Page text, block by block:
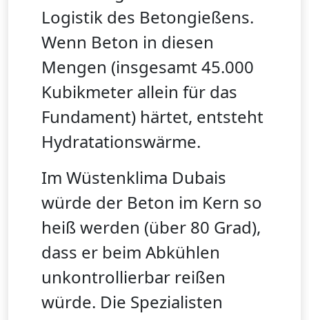
Logistik des Betongießens.
Wenn Beton in diesen
Mengen (insgesamt 45.000
Kubikmeter allein für das
Fundament) härtet, entsteht
Hydratationswärme.
Im Wüstenklima Dubais
würde der Beton im Kern so
heiß werden (über 80 Grad),
dass er beim Abkühlen
unkontrollierbar reißen
würde. Die Spezialisten